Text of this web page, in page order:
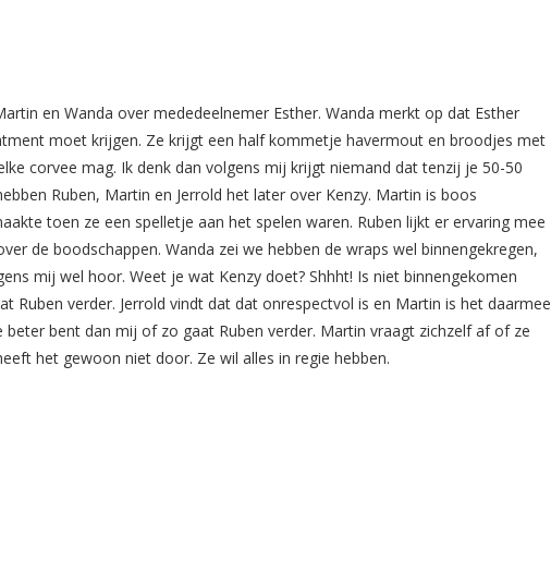
en Wanda over mededeelnemer Esther. Wanda merkt op dat Esther
moet krijgen. Ze krijgt een half kommetje havermout en broodjes met
corvee mag. Ik denk dan volgens mij krijgt niemand dat tenzij je 50-50
Ruben, Martin en Jerrold het later over Kenzy. Martin is boos
toen ze een spelletje aan het spelen waren. Ruben lijkt er ervaring mee
de boodschappen. Wanda zei we hebben de wraps wel binnengekregen,
mij wel hoor. Weet je wat Kenzy doet? Shhht! Is niet binnengekomen
Ruben verder. Jerrold vindt dat dat onrespectvol is en Martin is het daarmee
bent dan mij of zo gaat Ruben verder. Martin vraagt zichzelf af of ze
het gewoon niet door. Ze wil alles in regie hebben.